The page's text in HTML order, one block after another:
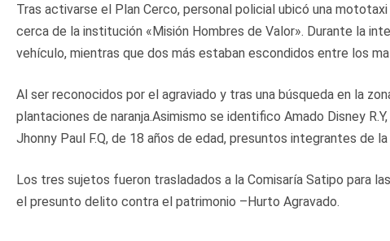
Tras activarse el Plan Cerco, personal policial ubicó una
cerca de la institución «Misión Hombres de Valor». Durante la
vehículo, mientras que dos más estaban escondidos entre los
Al ser reconocidos por el agraviado y tras una búsqueda en la
plantaciones de naranja.Asimismo se identifico Amado Disney
Jhonny Paul F.Q, de 18 años de edad, presuntos integrantes de
Los tres sujetos fueron trasladados a la Comisaría Satipo para
el presunto delito contra el patrimonio –Hurto Agravado.